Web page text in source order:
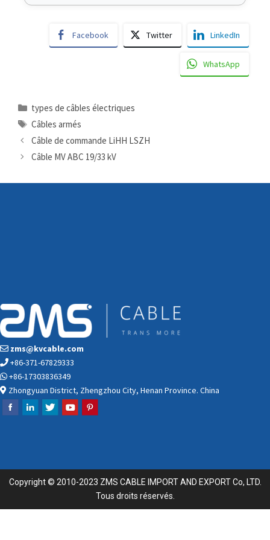
Facebook Twitter LinkedIn
WhatsApp
types de câbles électriques
Câbles armés
Câble de commande LiHH LSZH
Câble MV ABC 19/33 kV
zms@kvcable.com
+86-371-67829333
+86-17303836349
Zhongyuan District, Zhengzhou City, Henan Province. China
Copyright © 2010-2023 ZMS CABLE IMPORT AND EXPORT Co, LTD.
Tous droits réservés.